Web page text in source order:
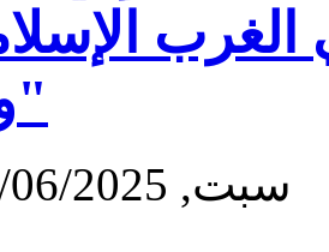
الغرب
ومقاربات"
سبت, 12/06/2025 - 23:06